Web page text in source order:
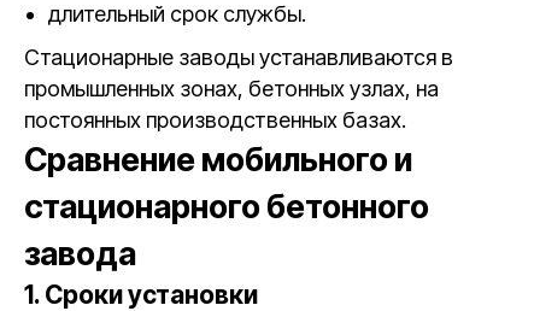
длительный срок службы.
Стационарные заводы устанавливаются в
промышленных зонах, бетонных узлах, на
постоянных производственных базах.
Сравнение мобильного и
стационарного бетонного
завода
1. Сроки установки